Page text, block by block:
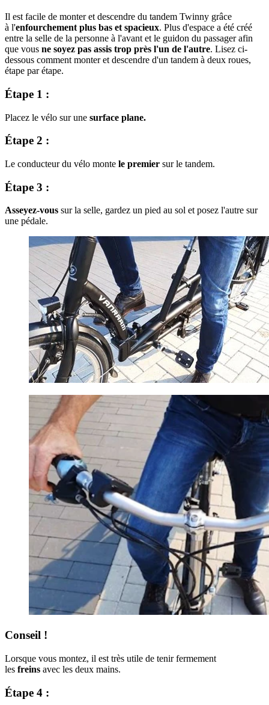
Il est facile de monter et descendre du tandem Twinny grâce
à l'enfourchement plus bas et spacieux. Plus d'espace a été créé
entre la selle de la personne à l'avant et le guidon du passager afin
que vous ne soyez pas assis trop près l'un de l'autre. Lisez ci-
dessous comment monter et descendre d'un tandem à deux roues,
étape par étape.
Étape 1 :
Placez le vélo sur une surface plane.
Étape 2 :
Le conducteur du vélo monte le premier sur le tandem.
Étape 3 :
Asseyez-vous sur la selle, gardez un pied au sol et posez l'autre sur
une pédale.
Conseil !
Lorsque vous montez, il est très utile de tenir fermement
les freins avec les deux mains.
Étape 4 :